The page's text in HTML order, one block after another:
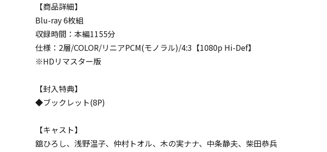
【商品詳細】
Blu-ray 6枚組
収録時間：本編1155分
仕様：2層/COLOR/リニアPCM(モノラル)/4:3【1080p Hi-Def】
※HDリマスター版
【封入特典】
◆ブックレット(8P)
【キャスト】
舘ひろし、浅野温子、仲村トオル、木の実ナナ、中条静夫、柴田恭兵